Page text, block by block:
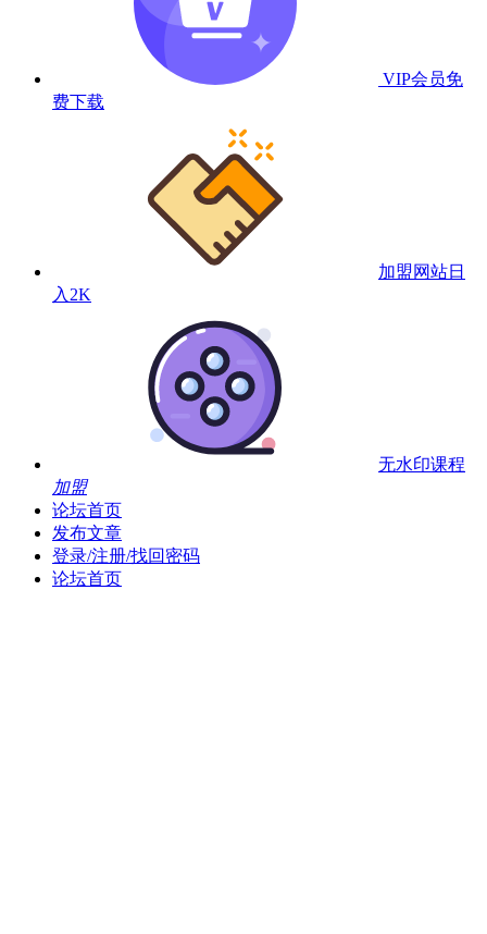
VIP会员免
费下载
加盟网站日
入2K
无水印课程
加盟
论坛首页
发布文章
登录/注册/找回密码
论坛首页